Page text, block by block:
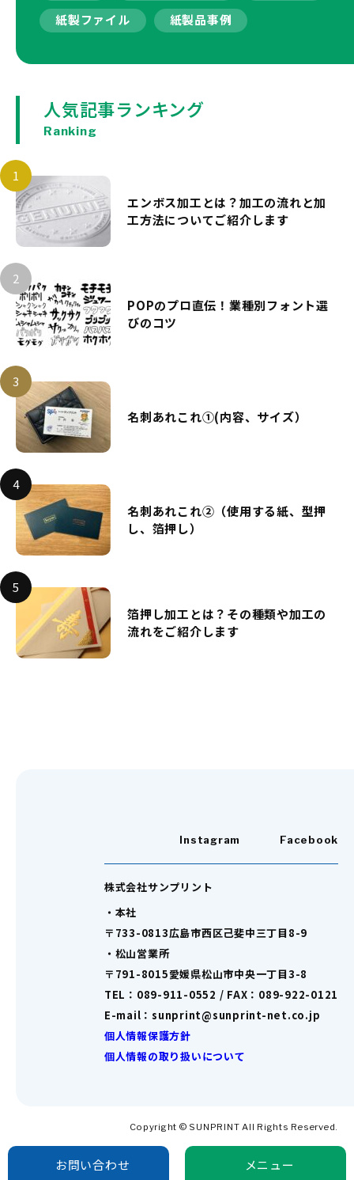
お問い合わせ メニュー
紙製ファイル
紙製品事例
人気記事ランキング
Ranking
エンボス加工とは？加工の流れと加
工方法についてご紹介します
POPのプロ直伝！業種別フォント選
びのコツ
名刺あれこれ①(内容、サイズ）
名刺あれこれ②（使用する紙、型押
し、箔押し）
箔押し加工とは？その種類や加工の
流れをご紹介します
Instagram Facebook
株式会社サンプリント
・本社
〒733-0813広島市西区己斐中三丁目8-9
・松山営業所
〒791-8015愛媛県松山市中央一丁目3-8
TEL：089-911-0552 / FAX：089-922-0121
E-mail：sunprint@sunprint-net.co.jp
個人情報保護方針
個人情報の取り扱いについて
Copyright © SUNPRINT All Rights Reserved.